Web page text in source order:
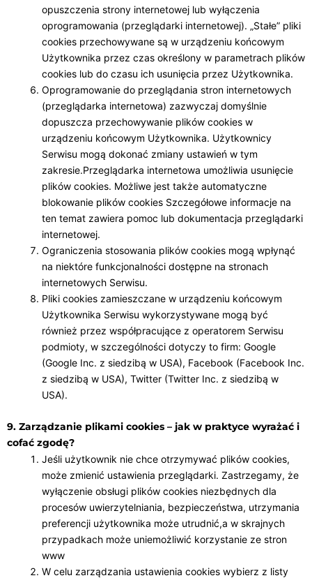
opuszczenia strony internetowej lub wyłączenia
oprogramowania (przeglądarki internetowej). „Stałe” pliki
cookies przechowywane są w urządzeniu końcowym
Użytkownika przez czas określony w parametrach plików
cookies lub do czasu ich usunięcia przez Użytkownika.
Oprogramowanie do przeglądania stron internetowych
(przeglądarka internetowa) zazwyczaj domyślnie
dopuszcza przechowywanie plików cookies w
urządzeniu końcowym Użytkownika. Użytkownicy
Serwisu mogą dokonać zmiany ustawień w tym
zakresie.Przeglądarka internetowa umożliwia usunięcie
plików cookies. Możliwe jest także automatyczne
blokowanie plików cookies Szczegółowe informacje na
ten temat zawiera pomoc lub dokumentacja przeglądarki
internetowej.
Ograniczenia stosowania plików cookies mogą wpłynąć
na niektóre funkcjonalności dostępne na stronach
internetowych Serwisu.
Pliki cookies zamieszczane w urządzeniu końcowym
Użytkownika Serwisu wykorzystywane mogą być
również przez współpracujące z operatorem Serwisu
podmioty, w szczególności dotyczy to firm: Google
(Google Inc. z siedzibą w USA), Facebook (Facebook Inc.
z siedzibą w USA), Twitter (Twitter Inc. z siedzibą w
USA).
9. Zarządzanie plikami cookies – jak w praktyce wyrażać i
cofać zgodę?
Jeśli użytkownik nie chce otrzymywać plików cookies,
może zmienić ustawienia przeglądarki. Zastrzegamy, że
wyłączenie obsługi plików cookies niezbędnych dla
procesów uwierzytelniania, bezpieczeństwa, utrzymania
preferencji użytkownika może utrudnić,a w skrajnych
przypadkach może uniemożliwić korzystanie ze stron
www
W celu zarządzania ustawienia cookies wybierz z listy